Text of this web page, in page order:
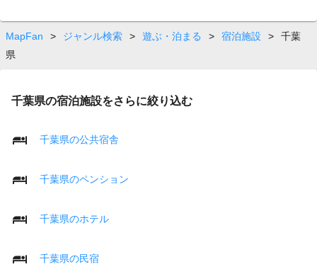
MapFan > ジャンル検索 > 遊ぶ・泊まる > 宿泊施設 >
千葉
県
千葉県の宿泊施設をさらに絞り込む
千葉県の公共宿舎
千葉県のペンション
千葉県のホテル
千葉県の民宿